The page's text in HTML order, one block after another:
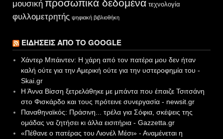
μουσική προσωπικά δεδομένα τεχνολογία
φυλλομετρητής ψηφιακή βιβλιοθήκη
ΕΙΔΉΣΕΙΣ ΑΠΌ ΤΟ GOOGLE
Χάντερ Μπάιντεν: Η χάρη από τον πατέρα μου δεν ήταν
καλή ούτε για την Αμερική ούτε για την υστεροφημία του -
Skai.gr
Η Άννα Βίσση ξετρελάθηκε με μπάντα που έπαιζε Τσιτσάνη
στο Φισκάρδο και τους πρότεινε συνεργασία - newsit.gr
Παναθηναϊκός: Πράσινη... τρέλα για Σόφια, σκέψεις της
ομάδας να ζητήσει κι άλλα εισιτήρια - Gazzetta.gr
«Πέθανε ο πατέρας του Λιονέλ Μέσι» - Αναμένεται η